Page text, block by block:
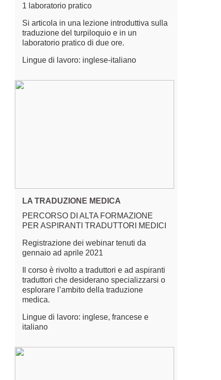
1 laboratorio pratico
Si articola in una lezione introduttiva sulla
traduzione del turpiloquio e in un
laboratorio pratico di due ore.
Lingue di lavoro: inglese-italiano
LA TRADUZIONE MEDICA
PERCORSO DI ALTA FORMAZIONE
PER ASPIRANTI TRADUTTORI MEDICI
Registrazione dei webinar tenuti da
gennaio ad aprile 2021
Il corso è rivolto a traduttori e ad aspiranti
traduttori che desiderano specializzarsi o
esplorare l’ambito della traduzione
medica.
Lingue di lavoro: inglese, francese e
italiano